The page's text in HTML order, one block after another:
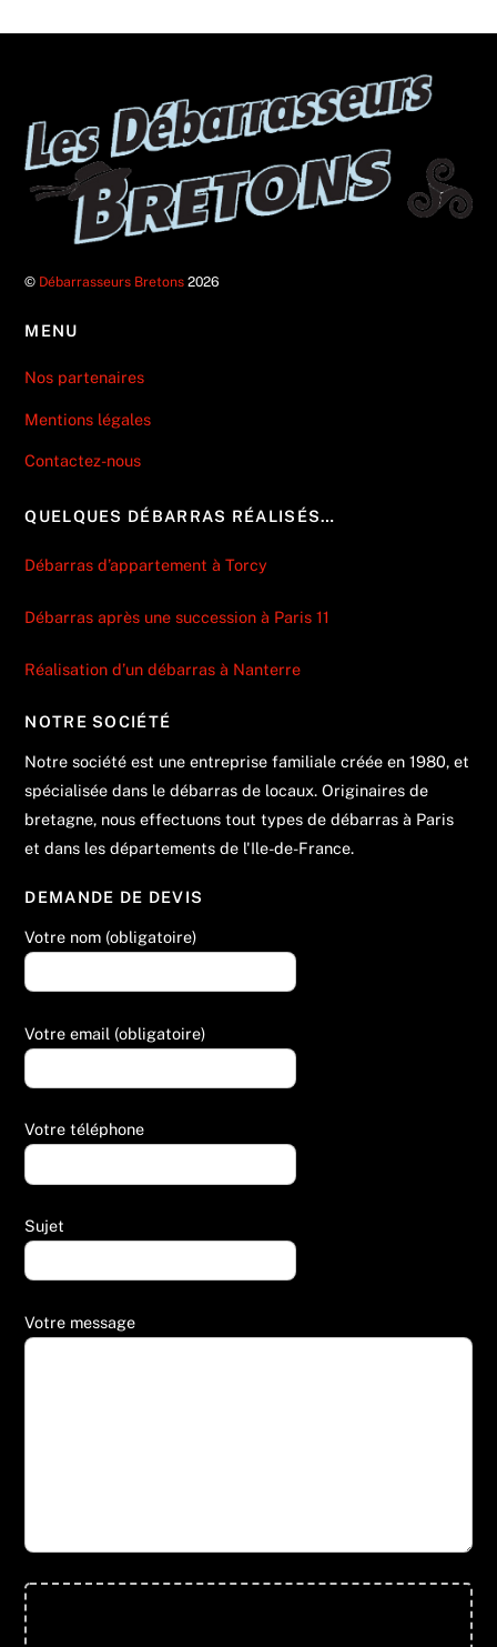
© Débarrasseurs Bretons 2026
MENU
Nos partenaires
Mentions légales
Contactez-nous
QUELQUES DÉBARRAS RÉALISÉS…
Débarras d’appartement à Torcy
Débarras après une succession à Paris 11
Réalisation d’un débarras à Nanterre
NOTRE SOCIÉTÉ
Notre société est une entreprise familiale créée en 1980, et
spécialisée dans le débarras de locaux. Originaires de
bretagne, nous effectuons tout types de débarras à Paris
et dans les départements de l'Ile-de-France.
DEMANDE DE DEVIS
Votre nom (obligatoire)
Votre email (obligatoire)
Votre téléphone
Sujet
Votre message